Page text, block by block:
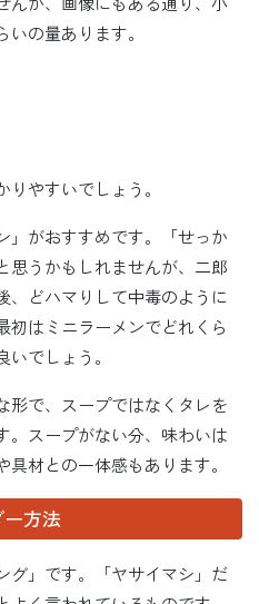
の量あります。
やすいでしょう。
」がおすすめです。「せっか
思うかもしれませんが、二郎
、どハマりして中毒のように
初はミニラーメンでどれくら
でしょう。
形で、スープではなくタレを
。スープがない分、味わいは
材との一体感もあります。
方法
グ」です。「ヤサイマシ」だ